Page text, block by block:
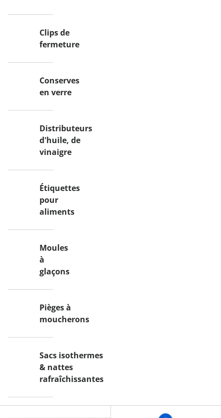
Clips de
fermeture
Conserves
en verre
Distributeurs
d'huile, de
vinaigre
Étiquettes
pour
aliments
Moules
à
glaçons
Pièges à
moucherons
Sacs isothermes
& nattes
rafraîchissantes